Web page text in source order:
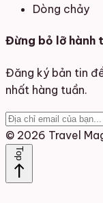
Dòng chảy
Đừng bỏ lỡ hành
Đăng ký bản tin
nhất hàng tuần.
© 2026 Travel
Top
north